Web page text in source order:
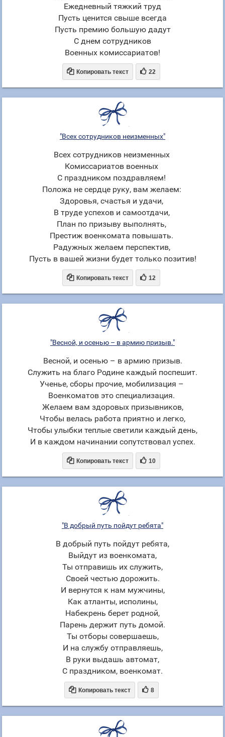
Ежедневный тяжкий труд
Пусть ценится свыше всегда
Пусть премию большую дадут
С днем сотрудников
Военных комиссариатов!
 Копировать текст  22
"Всех сотрудников неизменных"
Всех сотрудников неизменных
Комиссариатов военных
С праздником поздравляем!
Положа не сердце руку, вам желаем:
Здоровья, счастья и удачи,
В труде успехов и самоотдачи,
План по призыву выполнять,
Престиж военкомата повышать.
Радужных желаем перспектив,
Пусть в вашей жизни будет только позитив!
 Копировать текст  12
"Весной, и осенью – в армию призыв."
Весной, и осенью – в армию призыв.
Служить на благо Родине каждый поспешит.
Ученье, сборы прочие, мобилизация –
Военкоматов это специализация.
Желаем вам здоровых призывников,
Чтобы велась работа приятно и легко,
Чтобы улыбки теплые светили каждый день,
И в каждом начинании сопутствовал успех.
 Копировать текст  10
"В добрый путь пойдут ребята"
В добрый путь пойдут ребята,
Выйдут из военкомата,
Ты отправишь их служить,
Своей честью дорожить.
И вернутся к нам мужчины,
Как атланты, исполины,
Набекрень берет родной,
Парень держит путь домой.
Ты отборы совершаешь,
И на службу отправляешь,
В руки выдашь автомат,
С праздником, военкомат.
 Копировать текст  8